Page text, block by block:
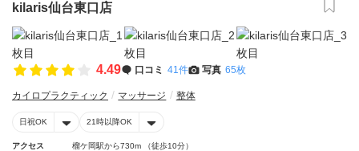
kilaris仙台東口店
4.49 口コミ 41件 写真 65枚
カイロプラクティック マッサージ 整体
日祝OK 21時以降OK
アクセス
榴ケ岡駅から730m （徒歩10分）